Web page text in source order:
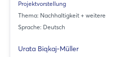
Projektvorstellung
Thema: Nachhaltigkeit + weitere
Sprache: Deutsch
Urata Biqkaj-Müller